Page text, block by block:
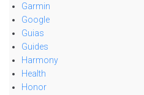
Garmin
Google
Guias
Guides
Harmony
Health
Honor